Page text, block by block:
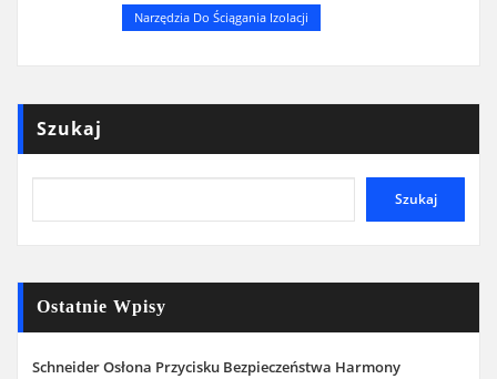
Narzędzia Do Ściągania Izolacji
Szukaj
Szukaj
Ostatnie Wpisy
Schneider Osłona Przycisku Bezpieczeństwa Harmony